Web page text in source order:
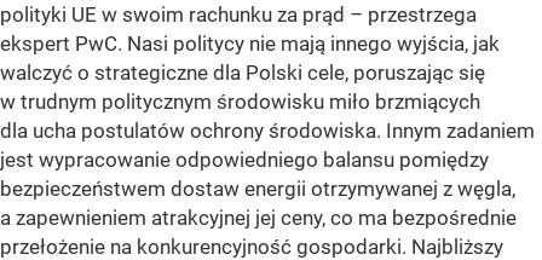
polityki UE w swoim rachunku za prąd – przestrzega
ekspert PwC. Nasi politycy nie mają innego wyjścia, jak
walczyć o strategiczne dla Polski cele, poruszając się
w trudnym politycznym środowisku miło brzmiących
dla ucha postulatów ochrony środowiska. Innym zadaniem
jest wypracowanie odpowiedniego balansu pomiędzy
bezpieczeństwem dostaw energii otrzymywanej z węgla,
a zapewnieniem atrakcyjnej jej ceny, co ma bezpośrednie
przełożenie na konkurencyjność gospodarki. Najbliższy